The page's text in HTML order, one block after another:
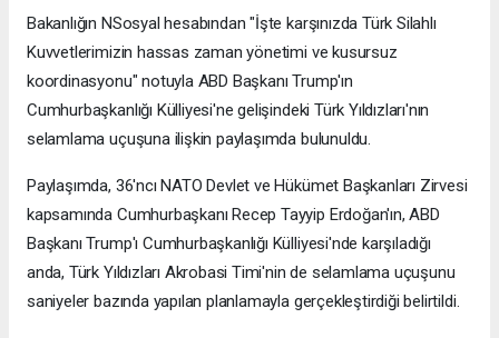
Bakanlığın NSosyal hesabından "İşte karşınızda Türk Silahlı
Kuvvetlerimizin hassas zaman yönetimi ve kusursuz
koordinasyonu" notuyla ABD Başkanı Trump'ın
Cumhurbaşkanlığı Külliyesi'ne gelişindeki Türk Yıldızları'nın
selamlama uçuşuna ilişkin paylaşımda bulunuldu.
Paylaşımda, 36'ncı NATO Devlet ve Hükümet Başkanları Zirvesi
kapsamında Cumhurbaşkanı Recep Tayyip Erdoğan'ın, ABD
Başkanı Trump'ı Cumhurbaşkanlığı Külliyesi'nde karşıladığı
anda, Türk Yıldızları Akrobasi Timi'nin de selamlama uçuşunu
saniyeler bazında yapılan planlamayla gerçekleştirdiği belirtildi.